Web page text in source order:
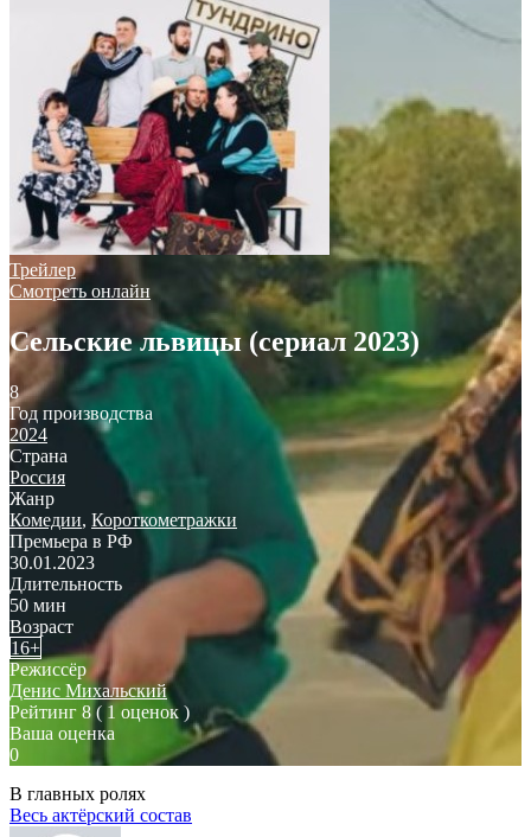
Трейлер
Смотреть онлайн
Сельские львицы (сериал 2023)
8
Год производства
2024
Страна
Россия
Жанр
Комедии, Короткометражки
Премьера в РФ
30.01.2023
Длительность
50 мин
Возраст
16+
Режиссёр
Денис Михальский
Рейтинг 8 ( 1 оценок )
Ваша оценка
0
В главных ролях
Весь актёрский состав